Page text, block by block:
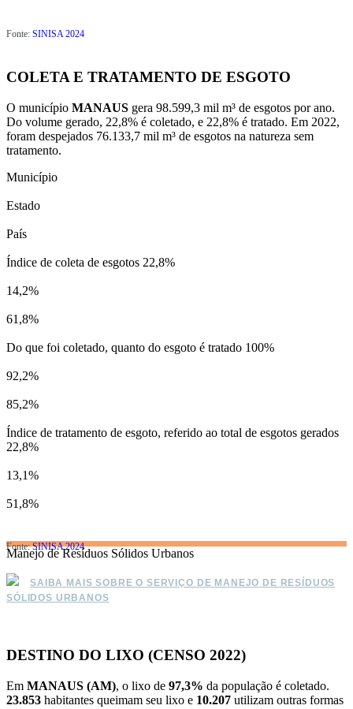
Fonte: SINISA 2024
COLETA E TRATAMENTO DE ESGOTO
O município MANAUS gera 98.599,3 mil m³ de esgotos por ano.
Do volume gerado, 22,8% é coletado, e 22,8% é tratado. Em 2022,
foram despejados 76.133,7 mil m³ de esgotos na natureza sem
tratamento.
Município
Estado
País
Índice de coleta de esgotos 22,8%
14,2%
61,8%
Do que foi coletado, quanto do esgoto é tratado 100%
92,2%
85,2%
Índice de tratamento de esgoto, referido ao total de esgotos gerados
22,8%
13,1%
51,8%
Fonte:SINISA 2024
Manejo de Resíduos Sólidos Urbanos
SAIBA MAIS SOBRE O SERVIÇO DE MANEJO DE RESÍDUOS
SÓLIDOS URBANOS
DESTINO DO LIXO (CENSO 2022)
Em MANAUS (AM), o lixo de 97,3% da população é coletado.
23.853 habitantes queimam seu lixo e 10.207 utilizam outras formas